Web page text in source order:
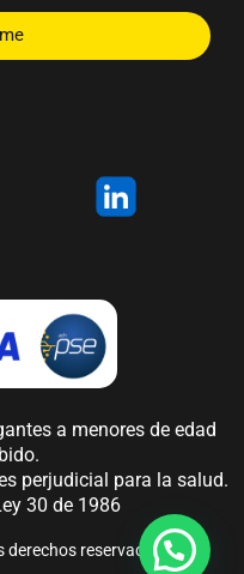
a menores de edad
perjudicial para la salud.
30 de 1986
reservados